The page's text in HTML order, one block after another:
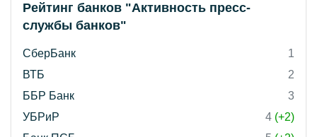
Рейтинг банков "Активность пресс-
службы банков"
СберБанк
1
ВТБ
2
ББР Банк
3
УБРиР
4 (+2)